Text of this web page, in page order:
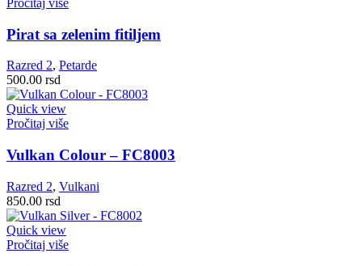
Pirat sa zelenim fitiljem
Razred 2, Petarde
500.00 rsd
Quick view
Pročitaj više
Vulkan Colour – FC8003
Razred 2, Vulkani
850.00 rsd
Quick view
Pročitaj više